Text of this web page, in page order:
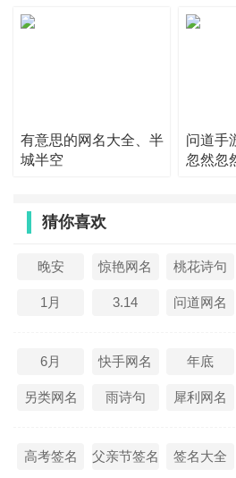
40、难为善良
42、澈叶蓝凌
44、空°城
45、离一丶
47、上帝的宠儿
48、【帝国觉醒灬梦之队】
50、〖乄隨鈊鎍慾ㄣ〗
有意思的网名大全、半
城半空
问道手
忽然忽
猜你喜欢
晚安 惊艳网名 桃花诗句
1月 3.14 问道网名
6月 快手网名 年底
另类网名 雨诗句 犀利网名
高考签名 父亲节签名 签名大全